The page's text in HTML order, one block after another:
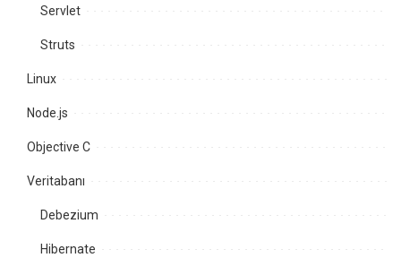
Servlet
Struts
Linux
Node.js
Objective C
Veritabanı
Debezium
Hibernate